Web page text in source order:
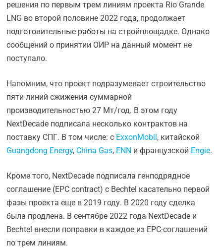
решения по первым трем линиям проекта Rio Grande
LNG во второй половине 2022 года, продолжает
подготовительные работы на стройплощадке. Однако
сообщений о принятии ОИР на данный момент не
поступало.
Напомним, что проект подразумевает строительство
пяти линий сжижения суммарной
производительностью 27 Мт/год. В этом году
NextDecade подписала несколько контрактов на
поставку СПГ. В том числе: с ExxonMobil, китайской
Guangdong Energy, China Gas, ENN и французской Engie.
Кроме того, NextDecade подписала генподрядное
соглашение (EPC contract) c Bechtel касательно первой
фазы проекта еще в 2019 году. В 2020 году сделка
была продлена. В сентябре 2022 года NextDecade и
Bechtel внесли поправки в каждое из EPC-соглашений
по трем линиям.